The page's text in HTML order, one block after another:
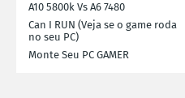
A10 5800k Vs A6 7480
Can I RUN (Veja se o game roda
no seu PC)
Monte Seu PC GAMER